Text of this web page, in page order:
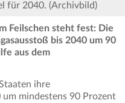
für 2040. (Archivbild)
Feilschen steht fest: Die
bis 2040 um 90
aus dem
ihre
um mindestens 90 Prozent